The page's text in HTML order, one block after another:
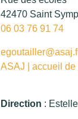
42470 Saint
06 03 76 91 74
ASAJ | accueil
Direction :